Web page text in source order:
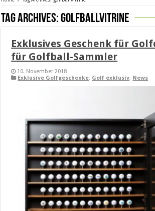
Tag Archives:golfballvitrine
Exklusives Geschenk für
für Golfball-Sammler
10. November 2018
Exklusive Golfgeschenke, Golf exklusiv, News